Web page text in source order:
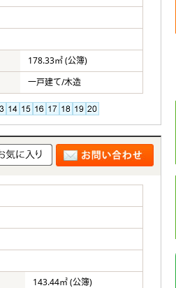
178.33㎡ (公簿)
一戸建て/木造
143.44㎡ (公簿)